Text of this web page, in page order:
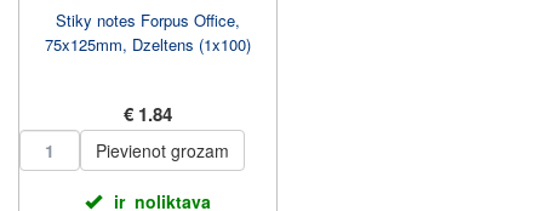
Stiky notes Forpus Office,
75x125mm, Dzeltens (1x100)
€ 1.84
Pievienot grozam
ir_noliktava